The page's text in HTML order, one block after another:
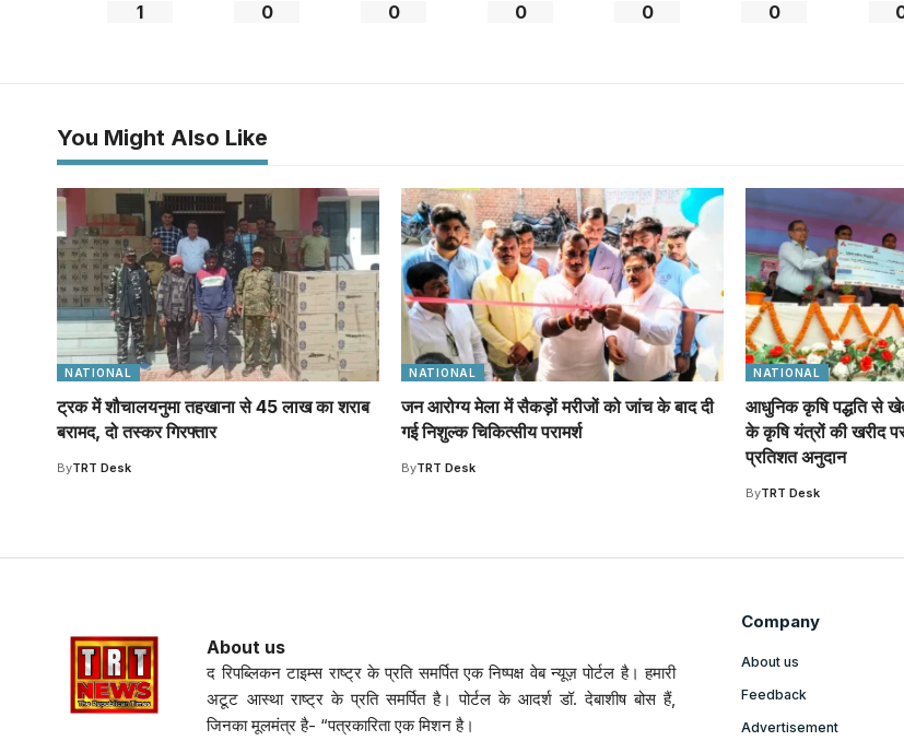
1 0 0 0 0 0
You Might Also Like
NATIONAL
ट्रक में शौचालयनुमा तहखाना से 45 लाख का शराब
बरामद, दो तस्कर गिरफ्तार
ByTRT Desk
NATIONAL
जन आरोग्य मेला में सैकड़ों मरीजों को जांच के बाद दी
गई निशुल्क चिकित्सीय परामर्श
ByTRT Desk
NATIONAL
आधुनिक कृषि पद्धति से
के कृषि यंत्रों की खरीद
प्रतिशत अनुदान
ByTRT Desk
About us
द रिपब्लिकन टाइम्स राष्ट्र के प्रति समर्पित एक निष्पक्ष वेब न्यूज़ पोर्टल है। हमारी
अटूट आस्था राष्ट्र के प्रति समर्पित है। पोर्टल के आदर्श डॉ. देबाशीष बोस हैं,
जिनका मूलमंत्र है- “पत्रकारिता एक मिशन है।
Company
About us
Feedback
Advertisement